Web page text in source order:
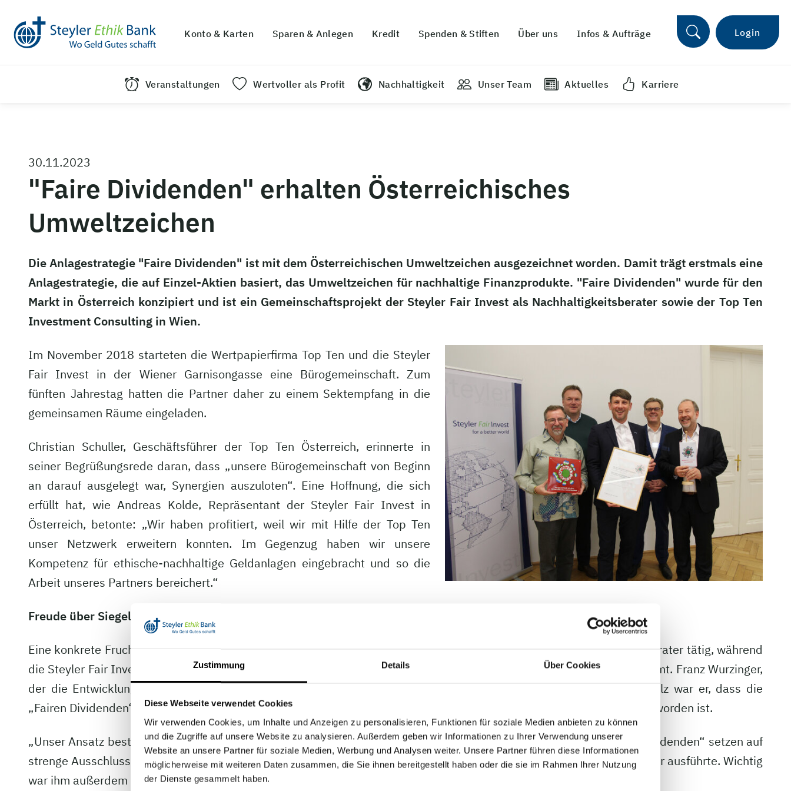
Zustimmung Details Über Cookies
Diese Webseite verwendet Cookies
Wir verwenden Cookies, um Inhalte und Anzeigen zu personalisieren, Funktionen für soziale Medien anbieten zu können
und die Zugriffe auf unsere Website zu analysieren. Außerdem geben wir Informationen zu Ihrer Verwendung unserer
Website an unsere Partner für soziale Medien, Werbung und Analysen weiter. Unsere Partner führen diese Informationen
möglicherweise mit weiteren Daten zusammen, die Sie ihnen bereitgestellt haben oder die sie im Rahmen Ihrer Nutzung
der Dienste gesammelt haben.
Konto & Karten Sparen & Anlegen Kredit Spenden & Stiften Über uns Infos & Aufträge Login
Veranstaltungen Wertvoller als Profit Nachhaltigkeit Unser Team Aktuelles Karriere
30.11.2023
"Faire Dividenden" erhalten Österreichisches
Umweltzeichen
Die Anlagestrategie "Faire Dividenden" ist mit dem Österreichischen Umweltzeichen ausgezeichnet worden. Damit trägt erstmals eine
Anlagestrategie, die auf Einzel-Aktien basiert, das Umweltzeichen für nachhaltige Finanzprodukte. "Faire Dividenden" wurde für den
Markt in Österreich konzipiert und ist ein Gemeinschaftsprojekt der Steyler Fair Invest als Nachhaltigkeitsberater sowie der Top Ten
Investment Consulting in Wien.
Im November 2018 starteten die Wertpapierfirma Top Ten und die Steyler
Fair Invest in der Wiener Garnisongasse eine Bürogemeinschaft. Zum
fünften Jahrestag hatten die Partner daher zu einem Sektempfang in die
gemeinsamen Räume eingeladen.
Christian Schuller, Geschäftsführer der Top Ten Österreich, erinnerte in
seiner Begrüßungsrede daran, dass „unsere Bürogemeinschaft von Beginn
an darauf ausgelegt war, Synergien auszuloten“. Eine Hoffnung, die sich
erfüllt hat, wie Andreas Kolde, Repräsentant der Steyler Fair Invest in
Österreich, betonte: „Wir haben profitiert, weil wir mit Hilfe der Top Ten
unser Netzwerk erweitern konnten. Im Gegenzug haben wir unsere
Kompetenz für ethische-nachhaltige Geldanlagen eingebracht und so die
Arbeit unseres Partners bereichert.“
Freude über Siegel „Nachhaltiges Finanzprodukt“
Eine konkrete Frucht der Kooperation ist die Anlagestrategie „Faire Dividenden“. Für diese ist die Top Ten als Anlageberater tätig, während
die Steyler Fair Invest als Ethik- und Nachhaltigkeitsberater dafür sorgt, dass das Attribut „Fair“ zu seinem Recht kommt. Franz Wurzinger,
der die Entwicklung federführend begleitet hat, stellte die Vorzüge des gemeinsamen Projektes dar. Besonders stolz war er, dass die
„Fairen Dividenden“ als erste Anlagestrategie, die in einzelne Aktien investiert, mit dem Umweltzeichen ausgezeichnet worden ist.
„Unser Ansatz besteht darin, mit langem Zeithorizont in Dividendenaktien zu investieren“, so Wurzinger. Die „Fairen Dividenden“ setzen auf
strenge Ausschlusskriterien und richten sich somit gezielt an ethisch-nachhaltig orientierte Anleger, wie Wurzinger weiter ausführte. Wichtig
war ihm außerdem zu betonen, dass das Produkt für staatlich geprüfte Vermögensberater zugänglich ist.